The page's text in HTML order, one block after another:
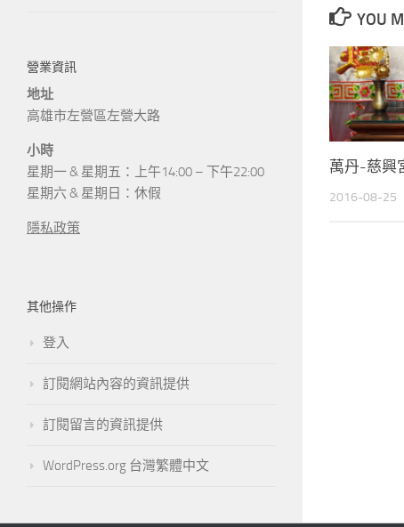
YOU
萬丹-慈興
2016-08-25
營業資訊
地址
高雄市左營區左營大路
小時
星期一 & 星期五：上午14:00 – 下午22:00
星期六 & 星期日：休假
隱私政策
其他操作
登入
訂閱網站內容的資訊提供
訂閱留言的資訊提供
WordPress.org 台灣繁體中文